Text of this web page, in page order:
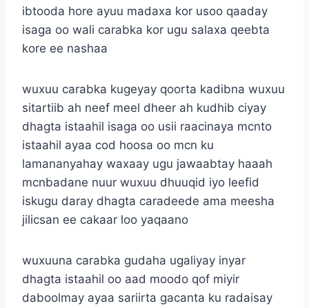
ibtooda hore ayuu madaxa kor usoo qaaday
isaga oo wali carabka kor ugu salaxa qeebta
kore ee nashaa
wuxuu carabka kugeyay qoorta kadibna wuxuu
sitartiib ah neef meel dheer ah kudhib ciyay
dhagta istaahil isaga oo usii raacinaya mcnto
istaahil ayaa cod hoosa oo mcn ku
lamananyahay waxaay ugu jawaabtay haaah
mcnbadane nuur wuxuu dhuuqid iyo leefid
iskugu daray dhagta caradeede ama meesha
jilicsan ee cakaar loo yaqaano
wuxuuna carabka gudaha ugaliyay inyar
dhagta istaahil oo aad moodo qof miyir
daboolmay ayaa sariirta gacanta ku radaisay